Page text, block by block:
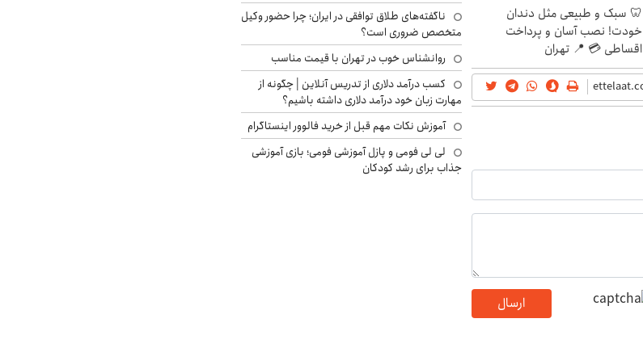
🦷 سبک و طبیعی مثل دندان
خودت! نصب آسان و پرداخت
اقساطی 💳 📍 تهران
ارسال
ناگفته‌های طلاق توافقی در ایران؛ چرا حضور وکیل
متخصص ضروری است؟
روانشناس خوب در تهران با قیمت مناسب
کسب درآمد دلاری از تدریس آنلاین | چگونه از
مهارت زبان خود درآمد دلاری داشته باشیم؟
آموزش نکات مهم قبل از خرید فالوور اینستاگرام
لی لی فومی و پازل آموزشی فومی؛ بازی آموزشی
جذاب برای رشد کودکان